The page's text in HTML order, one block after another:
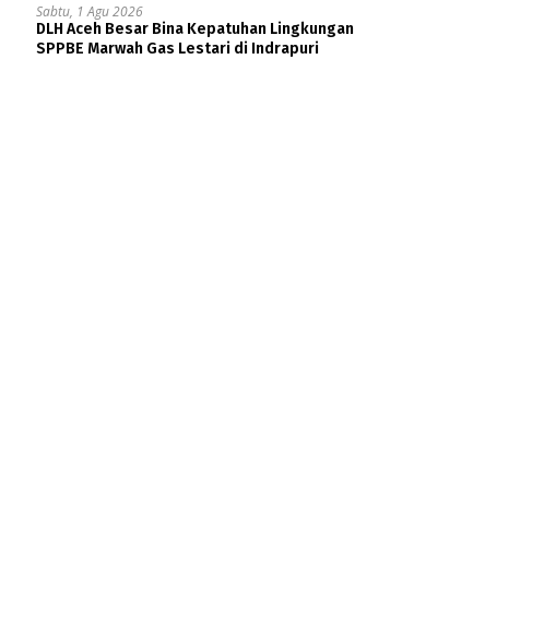
Sabtu, 1 Agu 2026
DLH Aceh Besar Bina Kepatuhan Lingkungan
SPPBE Marwah Gas Lestari di Indrapuri